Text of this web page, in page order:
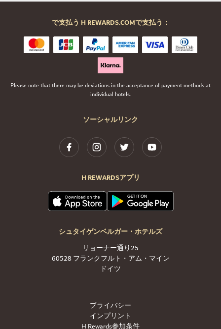
ソーシャルリンク
H REWARDSアプリ
シュタイゲンベルガー・ホテルズ
リョーナー通り25
60528 フランクフルト・アム・マイン
ドイツ
で支払う H REWARDS.COMで支払う：
Please note that there may be deviations in the acceptance of payment methods at
individual hotels.
プライバシー
インプリント